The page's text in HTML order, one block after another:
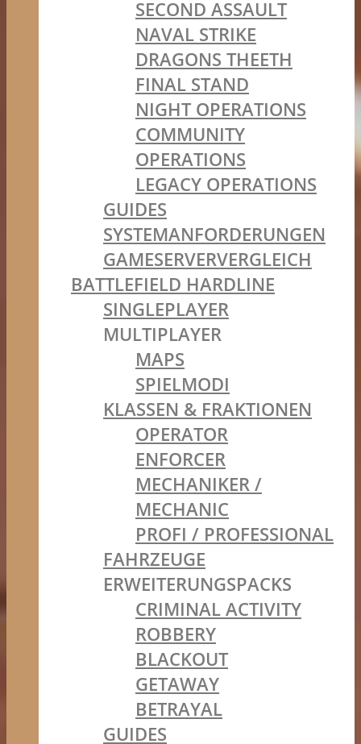
SECOND ASSAULT
NAVAL STRIKE
DRAGONS THEETH
FINAL STAND
NIGHT OPERATIONS
COMMUNITY
OPERATIONS
LEGACY OPERATIONS
GUIDES
SYSTEMANFORDERUNGEN
GAMESERVERVERGLEICH
BATTLEFIELD HARDLINE
SINGLEPLAYER
MULTIPLAYER
MAPS
SPIELMODI
KLASSEN & FRAKTIONEN
OPERATOR
ENFORCER
MECHANIKER /
MECHANIC
PROFI / PROFESSIONAL
FAHRZEUGE
ERWEITERUNGSPACKS
CRIMINAL ACTIVITY
ROBBERY
BLACKOUT
GETAWAY
BETRAYAL
GUIDES